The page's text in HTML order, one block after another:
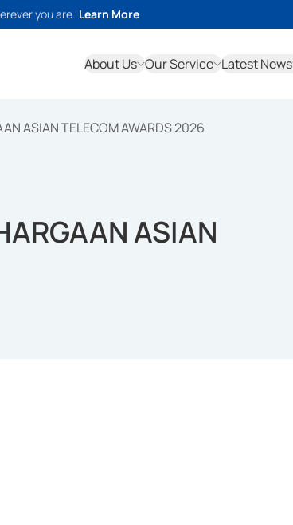
you are. Learn More
About Us Our Service Latest News
ASIAN TELECOM AWARDS 2026
ASIAN